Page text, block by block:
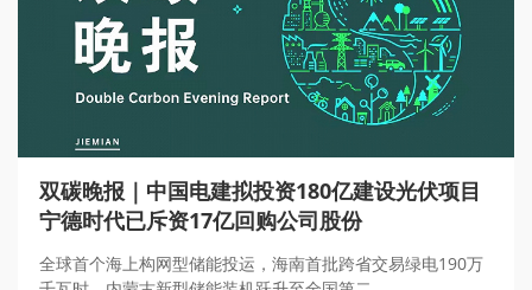
双碳晚报｜中国电建拟投资180亿建设光伏项目
宁德时代已斥资17亿回购公司股份
全球首个海上构网型储能投运，海南首批跨省交易绿电190万